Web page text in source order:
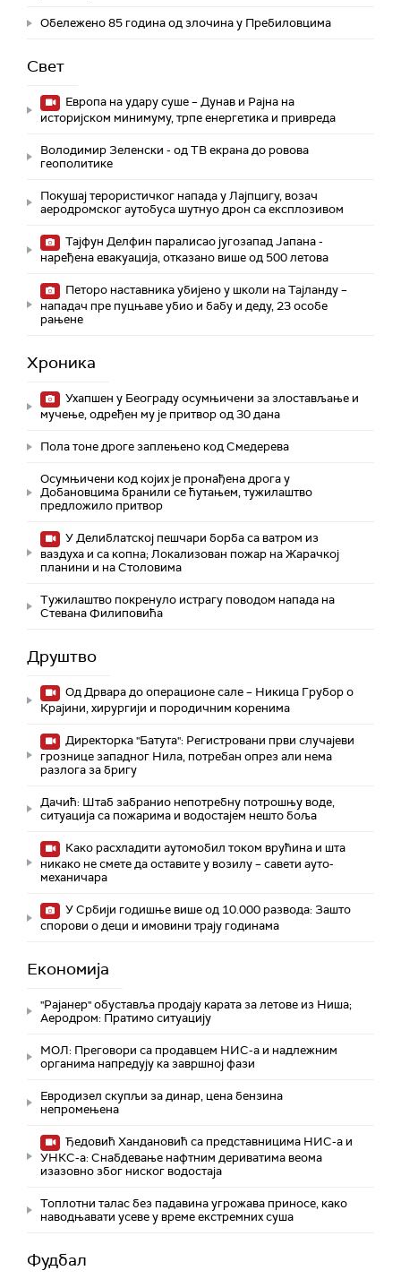
Обележено 85 година од злочина у Пребиловцима
Свет
Европа на удару суше – Дунав и Рајна на
историјском минимуму, трпе енергетика и привреда
Володимир Зеленски - од ТВ екрана до ровова
геополитике
Покушај терористичког напада у Лајпцигу, возач
аеродромског аутобуса шутнуо дрон са експлозивом
Тајфун Делфин паралисао југозапад Јапана -
наређена евакуација, отказано више од 500 летова
Петоро наставника убијено у школи на Тајланду –
нападач пре пуцњаве убио и бабу и деду, 23 особе
рањене
Хроника
Ухапшен у Београду осумњичени за злостављање и
мучење, одређен му је притвор од 30 дана
Пола тоне дроге заплењено код Смедерева
Осумњичени код којих је пронађена дрога у
Добановцима бранили се ћутањем, тужилаштво
предложило притвор
У Делиблатској пешчари борба са ватром из
ваздуха и са копна; Локализован пожар на Жарачкој
планини и на Столовима
Тужилаштво покренуло истрагу поводом напада на
Стевана Филиповића
Друштво
Од Дрвара до операционе сале – Никица Грубор о
Крајини, хирургији и породичним коренима
Директорка "Батута": Регистровани први случајеви
грознице западног Нила, потребан опрез али нема
разлога за бригу
Дачић: Штаб забранио непотребну потрошњу воде,
ситуација са пожарима и водостајем нешто боља
Како расхладити аутомобил током врућина и шта
никако не смете да оставите у возилу – савети ауто-
механичара
У Србији годишње више од 10.000 развода: Зашто
спорови о деци и имовини трају годинама
Економија
"Рајанер" обуставља продају карата за летове из Ниша;
Аеродром: Пратимо ситуацију
МОЛ: Преговори са продавцем НИС-а и надлежним
органима напредују ка завршној фази
Евродизел скупљи за динар, цена бензина
непромењена
Ђедовић Хандановић са представницима НИС-а и
УНКС-а: Снабдевање нафтним дериватима веома
изазовно због ниског водостаја
Топлотни талас без падавина угрожава приносе, како
наводњавати усеве у време екстремних суша
Фудбал